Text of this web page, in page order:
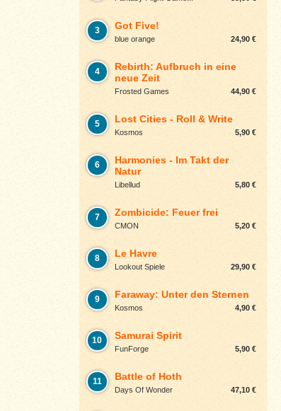
3 Got Five!
blue orange 24,90 €
4
Rebirth: Aufbruch in eine
neue Zeit
Frosted Games 44,90 €
5 Lost Cities - Roll & Write
Kosmos 5,90 €
6
Harmonies - Im Takt der
Natur
Libellud 5,80 €
7 Zombicide: Feuer frei
CMON 5,20 €
8 Le Havre
Lookout Spiele 29,90 €
9 Faraway: Unter den Sternen
Kosmos 4,90 €
10 Samurai Spirit
FunForge 5,90 €
11 Battle of Hoth
Days Of Wonder 47,10 €